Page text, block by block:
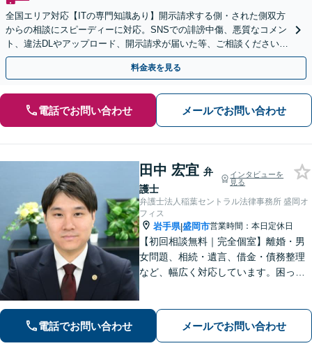
全国エリア対応【ITの専門知識あり】開示請求する側・された側双方
からの相談にスピーディーに対応。SNSでの誹謗中傷、悪質なコメン
ト、違法DLやアップロード、開示請求が届いた等、ご相談ください
【WEB面談OK&解決実績豊富】【千葉中央駅4分】
料金表を見る
電話でお問い合わせ メールでお問い合わせ
田中 宏宜 弁
護士
インタビューを
見る
弁護士法人稲葉セントラル法律事務所 盛岡オ
フィス
岩手県|盛岡市営業時間：本日定休日
【初回相談無料｜完全個室】離婚・男
女問題、相続・遺言、借金・債務整理
など、幅広く対応しています。困って
の際はおひとりで悩まず、お気軽にご
連絡ください。【WEB面談可】
電話でお問い合わせ メールでお問い合わせ